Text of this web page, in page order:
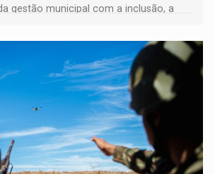
gestão municipal com a inclusão, a